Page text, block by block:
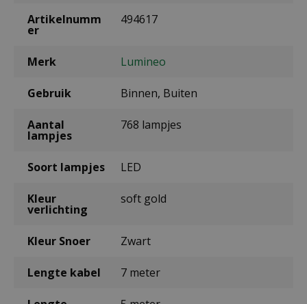
Artikelnumm
er
494617
Merk Lumineo
Gebruik Binnen, Buiten
Aantal
lampjes
768 lampjes
Soort lampjes LED
Kleur
verlichting
soft gold
Kleur Snoer Zwart
Lengte kabel 7 meter